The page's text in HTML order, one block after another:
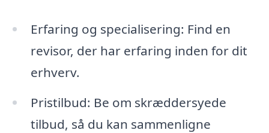
Erfaring og specialisering: Find en
revisor, der har erfaring inden for dit
erhverv.
Pristilbud: Be om skræddersyede
tilbud, så du kan sammenligne